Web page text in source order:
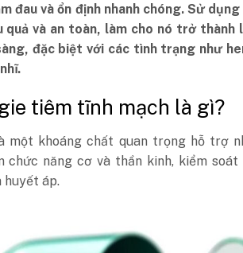
đau và ổn định nhanh chóng. Sử
quả và an toàn, làm cho nó trở
đặc biệt với các tình trạng như
tiêm tĩnh mạch là gì?
một khoáng chất quan trọng hỗ trợ
chức năng cơ và thần kinh, kiểm
huyết áp.